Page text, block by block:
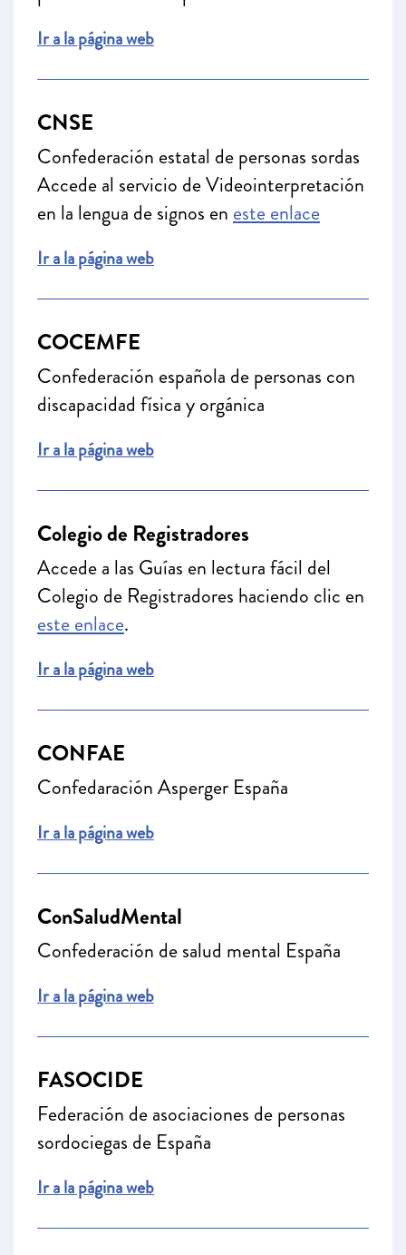
Ir a la página web
CNSE
Confederación estatal de personas sordas
Accede al servicio de Videointerpretación
en la lengua de signos en este enlace
Ir a la página web
COCEMFE
Confederación española de personas con
discapacidad física y orgánica
Ir a la página web
Colegio de Registradores
Accede a las Guías en lectura fácil del
Colegio de Registradores haciendo clic en
este enlace.
Ir a la página web
CONFAE
Confedaración Asperger España
Ir a la página web
ConSaludMental
Confederación de salud mental España
Ir a la página web
FASOCIDE
Federación de asociaciones de personas
sordociegas de España
Ir a la página web